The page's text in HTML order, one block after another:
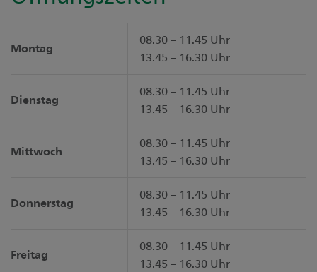
Montag
08.30 – 11.45 Uhr
13.45 – 16.30 Uhr
Dienstag
08.30 – 11.45 Uhr
13.45 – 16.30 Uhr
Mittwoch
08.30 – 11.45 Uhr
13.45 – 16.30 Uhr
Donnerstag
08.30 – 11.45 Uhr
13.45 – 16.30 Uhr
Freitag
08.30 – 11.45 Uhr
13.45 – 16.30 Uhr